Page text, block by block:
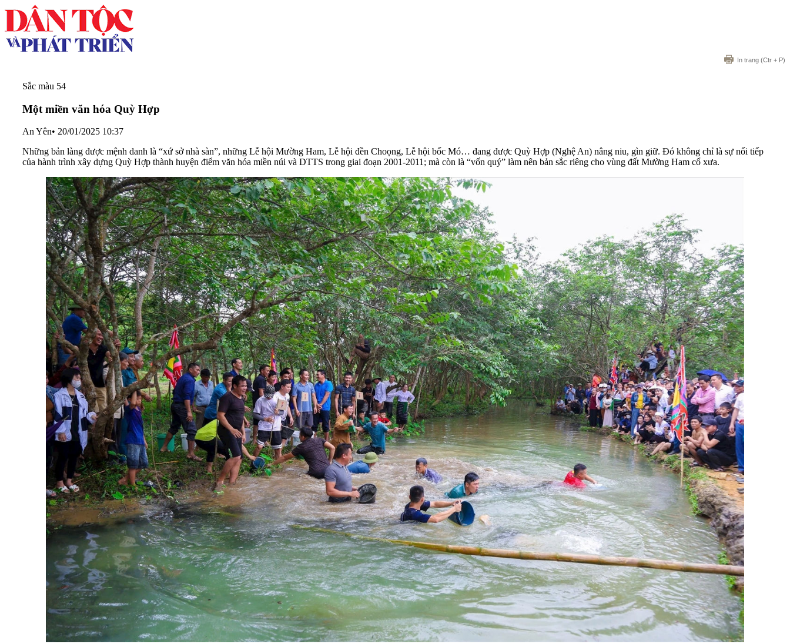
In trang (Ctr + P)
Sắc màu 54
Một miền văn hóa Quỳ Hợp
An Yên• 20/01/2025 10:37
Những bản làng được mệnh danh là “xứ sở nhà sàn”, những Lễ hội Mường Ham, Lễ hội đền Choọng, Lễ hội bốc Mó… đang được Quỳ Hợp (Nghệ An) nâng niu, gìn giữ. Đó không chỉ là sự nối tiếp
của hành trình xây dựng Quỳ Hợp thành huyện điểm văn hóa miền núi và DTTS trong giai đoạn 2001-2011; mà còn là “vốn quý” làm nên bản sắc riêng cho vùng đất Mường Ham cổ xưa.